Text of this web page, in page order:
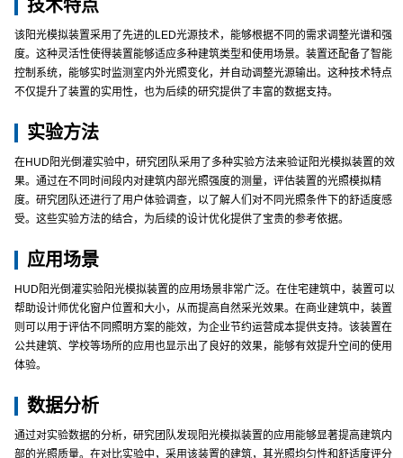
技术特点
该阳光模拟装置采用了先进的LED光源技术，能够根据不同的需求调整光谱和强
度。这种灵活性使得装置能够适应多种建筑类型和使用场景。装置还配备了智能
控制系统，能够实时监测室内外光照变化，并自动调整光源输出。这种技术特点
不仅提升了装置的实用性，也为后续的研究提供了丰富的数据支持。
实验方法
在HUD阳光倒灌实验中，研究团队采用了多种实验方法来验证阳光模拟装置的效
果。通过在不同时间段内对建筑内部光照强度的测量，评估装置的光照模拟精
度。研究团队还进行了用户体验调查，以了解人们对不同光照条件下的舒适度感
受。这些实验方法的结合，为后续的设计优化提供了宝贵的参考依据。
应用场景
HUD阳光倒灌实验阳光模拟装置的应用场景非常广泛。在住宅建筑中，装置可以
帮助设计师优化窗户位置和大小，从而提高自然采光效果。在商业建筑中，装置
则可以用于评估不同照明方案的能效，为企业节约运营成本提供支持。该装置在
公共建筑、学校等场所的应用也显示出了良好的效果，能够有效提升空间的使用
体验。
数据分析
通过对实验数据的分析，研究团队发现阳光模拟装置的应用能够显著提高建筑内
部的光照质量。在对比实验中，采用该装置的建筑，其光照均匀性和舒适度评分